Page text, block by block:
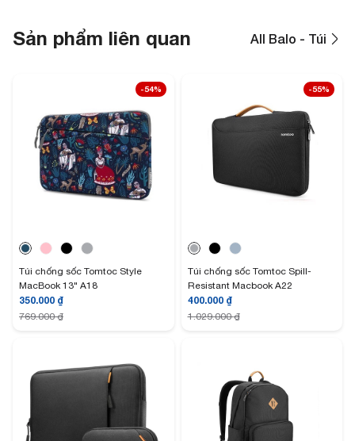
Sản phẩm liên quan All Balo - Túi
-54%
Túi chống sốc Tomtoc Style
MacBook 13" A18
350.000 ₫
769.000₫
-55%
Túi chống sốc Tomtoc Spill-
Resistant Macbook A22
400.000 ₫
1.029.000₫